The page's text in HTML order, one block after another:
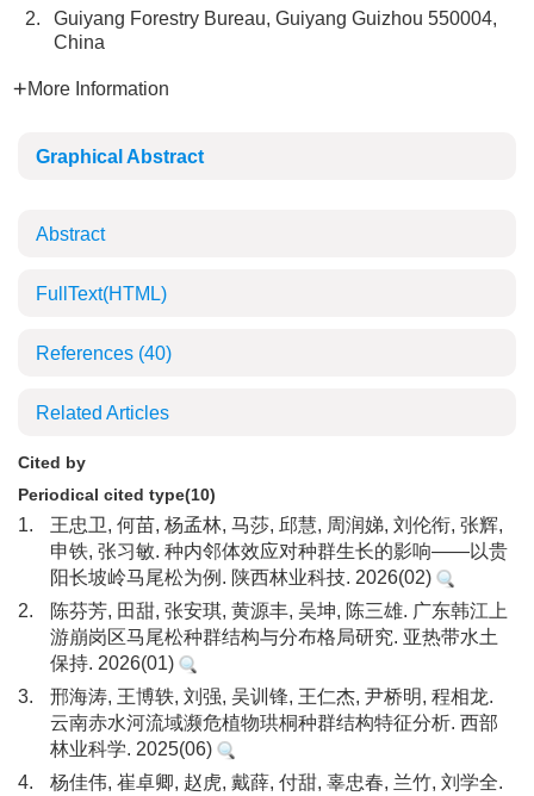
2.
Guiyang Forestry Bureau, Guiyang Guizhou 550004,
China
More Information
Graphical Abstract
Abstract
FullText(HTML)
References (40)
Related Articles
Cited by
Periodical cited type(10)
1.
王忠卫, 何苗, 杨孟林, 马莎, 邱慧, 周润娣, 刘伦衔, 张辉,
申铁, 张习敏. 种内邻体效应对种群生长的影响——以贵
阳长坡岭马尾松为例. 陕西林业科技. 2026(02)
2.
陈芬芳, 田甜, 张安琪, 黄源丰, 吴坤, 陈三雄. 广东韩江上
游崩岗区马尾松种群结构与分布格局研究. 亚热带水土
保持. 2026(01)
3.
邢海涛, 王博轶, 刘强, 吴训锋, 王仁杰, 尹桥明, 程相龙.
云南赤水河流域濒危植物珙桐种群结构特征分析. 西部
林业科学. 2025(06)
4.
杨佳伟, 崔卓卿, 赵虎, 戴薛, 付甜, 辜忠春, 兰竹, 刘学全.